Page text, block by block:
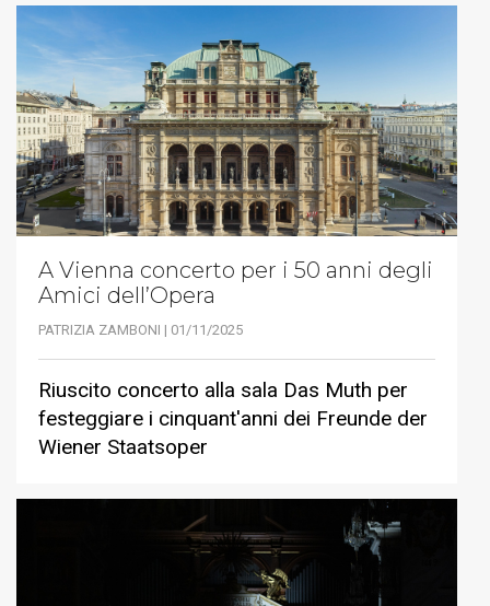
A Vienna concerto per i 50 anni degli
Amici dell’Opera
PATRIZIA ZAMBONI | 01/11/2025
Riuscito concerto alla sala Das Muth per
festeggiare i cinquant'anni dei Freunde der
Wiener Staatsoper